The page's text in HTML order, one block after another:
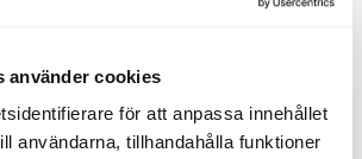
använder cookies
för att anpassa innehållet
användarna, tillhandahålla funktioner
Du har sett 5 av 5 produkter